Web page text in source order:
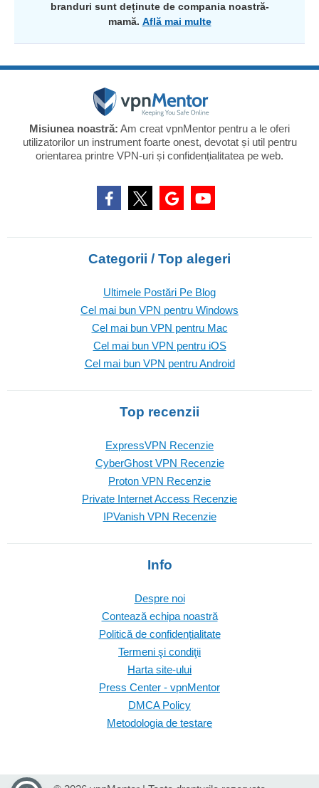
branduri sunt deținute de compania noastră-
mamă. Află mai multe
Misiunea noastră: Am creat vpnMentor pentru a le oferi
utilizatorilor un instrument foarte onest, devotat și util pentru
orientarea printre VPN-uri și confidențialitatea pe web.
Categorii / Top alegeri
Ultimele Postări Pe Blog
Cel mai bun VPN pentru Windows
Cel mai bun VPN pentru Mac
Cel mai bun VPN pentru iOS
Cel mai bun VPN pentru Android
Top recenzii
ExpressVPN Recenzie
CyberGhost VPN Recenzie
Proton VPN Recenzie
Private Internet Access Recenzie
IPVanish VPN Recenzie
Info
Despre noi
Contează echipa noastră
Politică de confidențialitate
Termeni şi condiţii
Harta site-ului
Press Center - vpnMentor
DMCA Policy
Metodologia de testare